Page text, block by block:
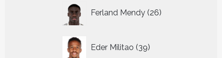
Ferland Mendy 26
producten
Eder Militao 39
producten